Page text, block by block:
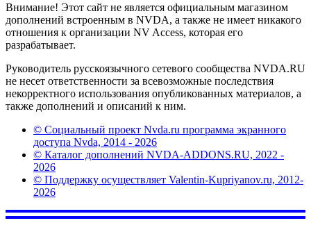
Внимание! Этот сайт не является официальным магазином
дополнений встроенным в NVDA, а также не имеет никакого
отношения к организации NV Access, которая его
разрабатывает.
Руководитель русскоязычного сетевого сообщества NVDA.RU
не несет ответственности за всевозможные последствия
некорректного использования опубликованных материалов, а
также дополнений и описаний к ним.
© Социальный проект Nvda.ru программа экранного
доступа Nvda, 2014 - 2026
© Каталог дополнений NVDA-ADDONS.RU, 2022 -
2026
© Поддержку осуществляет Valentin-Kupriyanov.ru, 2012-
2026